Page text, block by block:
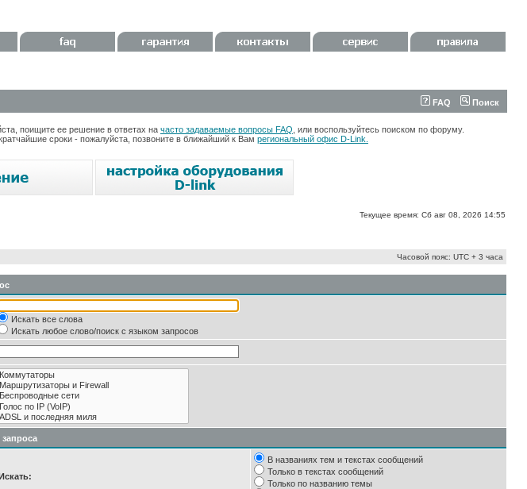
FAQ Поиск
поищите ее решение в ответах на часто задаваемые вопросы FAQ , или воспользуйтесь поиском по форуму.
сроки - пожалуйста, позвоните в ближайший к Вам региональный офис D-Link.
Текущее время: Сб авг 08, 2026 14:55
Часовой пояс: UTC + 3 часа
Искать все слова
Искать любое слово/поиск с языком запросов
В названиях тем и текстах сообщений
Только в текстах сообщений
Только по названию темы